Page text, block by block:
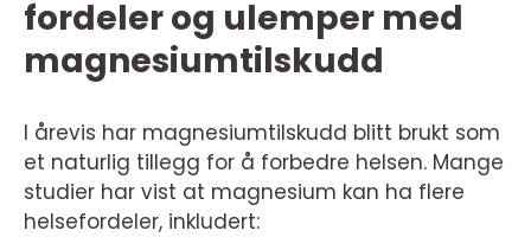
fordeler og ulemper med
magnesiumtilskudd
I årevis har magnesiumtilskudd blitt brukt som
et naturlig tillegg for å forbedre helsen. Mange
studier har vist at magnesium kan ha flere
helsefordeler, inkludert: